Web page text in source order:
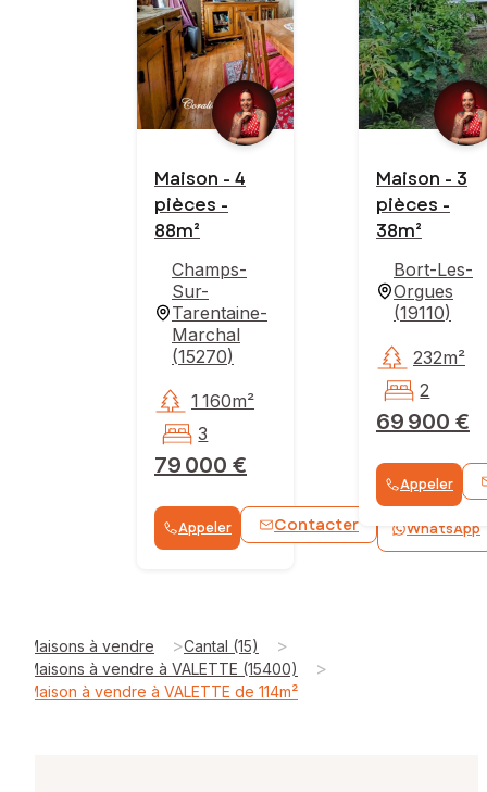
Maison - 4
pièces -
88m²
Champs-
Sur-
Tarentaine-
Marchal
(15270)
79 000 €
1 160m²
3
Appeler Contacter WhatsApp
Maison - 3
pièces -
38m²
Bort-Les-
Orgues
(19110)
69 900 €
232m²
2
Appeler
Maisons à vendre >Cantal (15) >
Maisons à vendre à VALETTE (15400) >
Maison à vendre à VALETTE de 114m²